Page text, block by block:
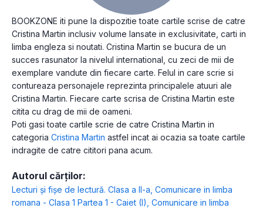
BOOKZONE iti pune la dispozitie toate cartile scrise de catre
Cristina Martin inclusiv volume lansate in exclusivitate, carti in
limba engleza si noutati. Cristina Martin se bucura de un
succes rasunator la nivelul international, cu zeci de mii de
exemplare vandute din fiecare carte. Felul in care scrie si
contureaza personajele reprezinta principalele atuuri ale
Cristina Martin. Fiecare carte scrisa de Cristina Martin este
citita cu drag de mii de oameni.
Poti gasi toate cartile scrie de catre Cristina Martin in
categoria Cristina Martin astfel incat ai ocazia sa toate cartile
indragite de catre cititori pana acum.
Autorul cărților:
Lecturi şi fişe de lectură. Clasa a II-a Comunicare in limba
romana - Clasa 1 Partea 1 - Caiet (I) Comunicare in limba